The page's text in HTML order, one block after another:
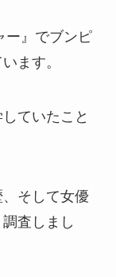
ー』でブンピ
ます。
ていたこと
そして女優
査しまし